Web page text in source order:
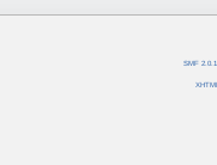
SMF
XHTML